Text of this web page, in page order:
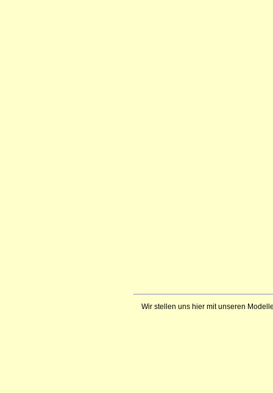
Wir stellen uns hier mit unseren